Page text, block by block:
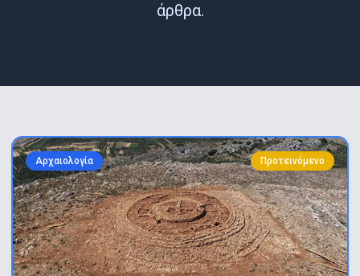
άρθρα.
Αρχαιολογία Προτεινόμενο